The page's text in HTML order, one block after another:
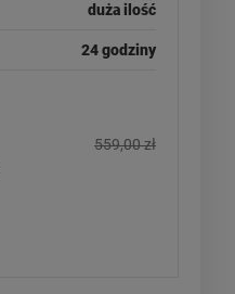
duża ilość
24 godziny
559,00 zł